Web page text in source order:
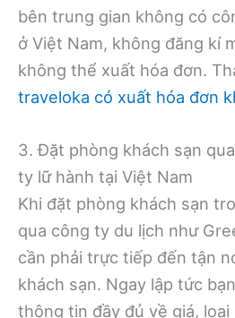
bên trung gian không có
ở Việt Nam, không đăng kí
không thể xuất hóa đơn.
traveloka có xuất hóa đơn
3. Đặt phòng khách sạn
ty lữ hành tại Việt Nam
Khi đặt phòng khách sạn
qua công ty du lịch như
cần phải trực tiếp đến tận
khách sạn. Ngay lập tức
thông tin đầy đủ về giá,